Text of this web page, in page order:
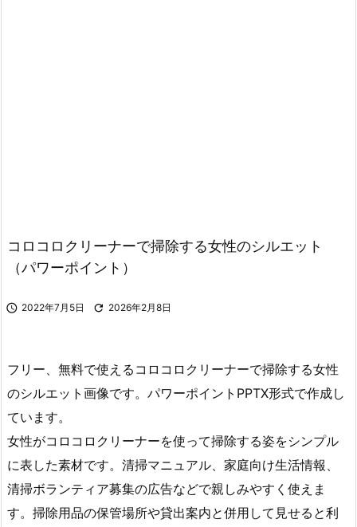
コロコロクリーナーで掃除する女性のシルエット
（パワーポイント）
 2022年7月5日  2026年2月8日
フリー、無料で使えるコロコロクリーナーで掃除する女性
のシルエット画像です。パワーポイントPPTX形式で作成し
ています。
女性がコロコロクリーナーを使って掃除する姿をシンプル
に表した素材です。清掃マニュアル、家庭向け生活情報、
清掃ボランティア募集の広告などで親しみやすく使えま
す。掃除用品の保管場所や貸出案内と併用して見せると利